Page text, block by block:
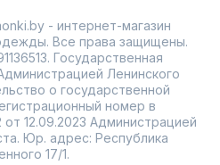
- интернет-магазин
Все права защищены.
Государственная
Ленинского
о государственной
номер в
12.09.2023 Администрацией
Юр. адрес: Республика
17/1.